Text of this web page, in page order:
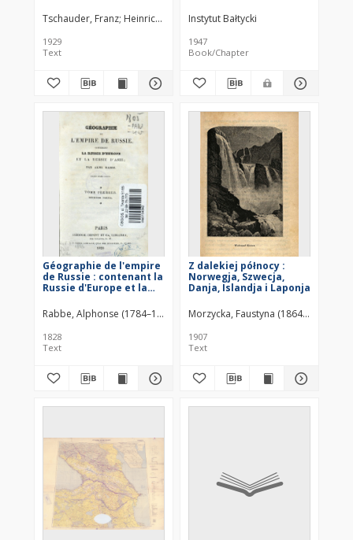
nach dem
Landschaftsprinzip
verfaßt
Tschauder, Franz Heinrich Handel's Verlag. Wydawca
1929
Text
konferencji naukowej
Instytutu Bałtyckiego, w
Bydgoszczy 12-13 XII.
1946.
Instytut Bałtycki
1947
Book/Chapter
Géographie de l'empire
de Russie : contenant la
Russie d'Europe et la
Rabbe, Alphonse (1784–1830)
1828
Text
Z dalekiej północy :
Norwegja, Szwecja,
Danja, Islandja i Laponja
Morzycka, Faustyna (1864–1910)
1907
Text